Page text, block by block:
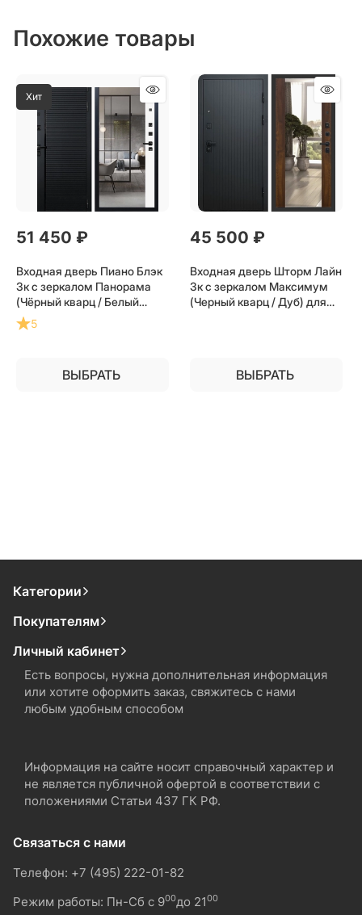
Похожие товары
Хит
51 450 ₽
Входная дверь Пиано Блэк
3к с зеркалом Панорама
(Чёрный кварц / Белый
софт) для установки в
квартиру
5
ВЫБРАТЬ
45 500 ₽
Входная дверь Шторм Лайн
3к с зеркалом Максимум
(Черный кварц / Дуб) для
ВЫБРАТЬ
Категории
Покупателям
Личный кабинет
Есть вопросы, нужна дополнительная информация
или хотите оформить заказ, свяжитесь с нами
любым удобным способом
Информация на сайте носит справочный характер и
не является публичной офертой в соответствии с
положениями Статьи 437 ГК РФ.
Связаться с нами
Телефон: +7 (495) 222-01-82
Режим работы: Пн-Сб с 900до 2100